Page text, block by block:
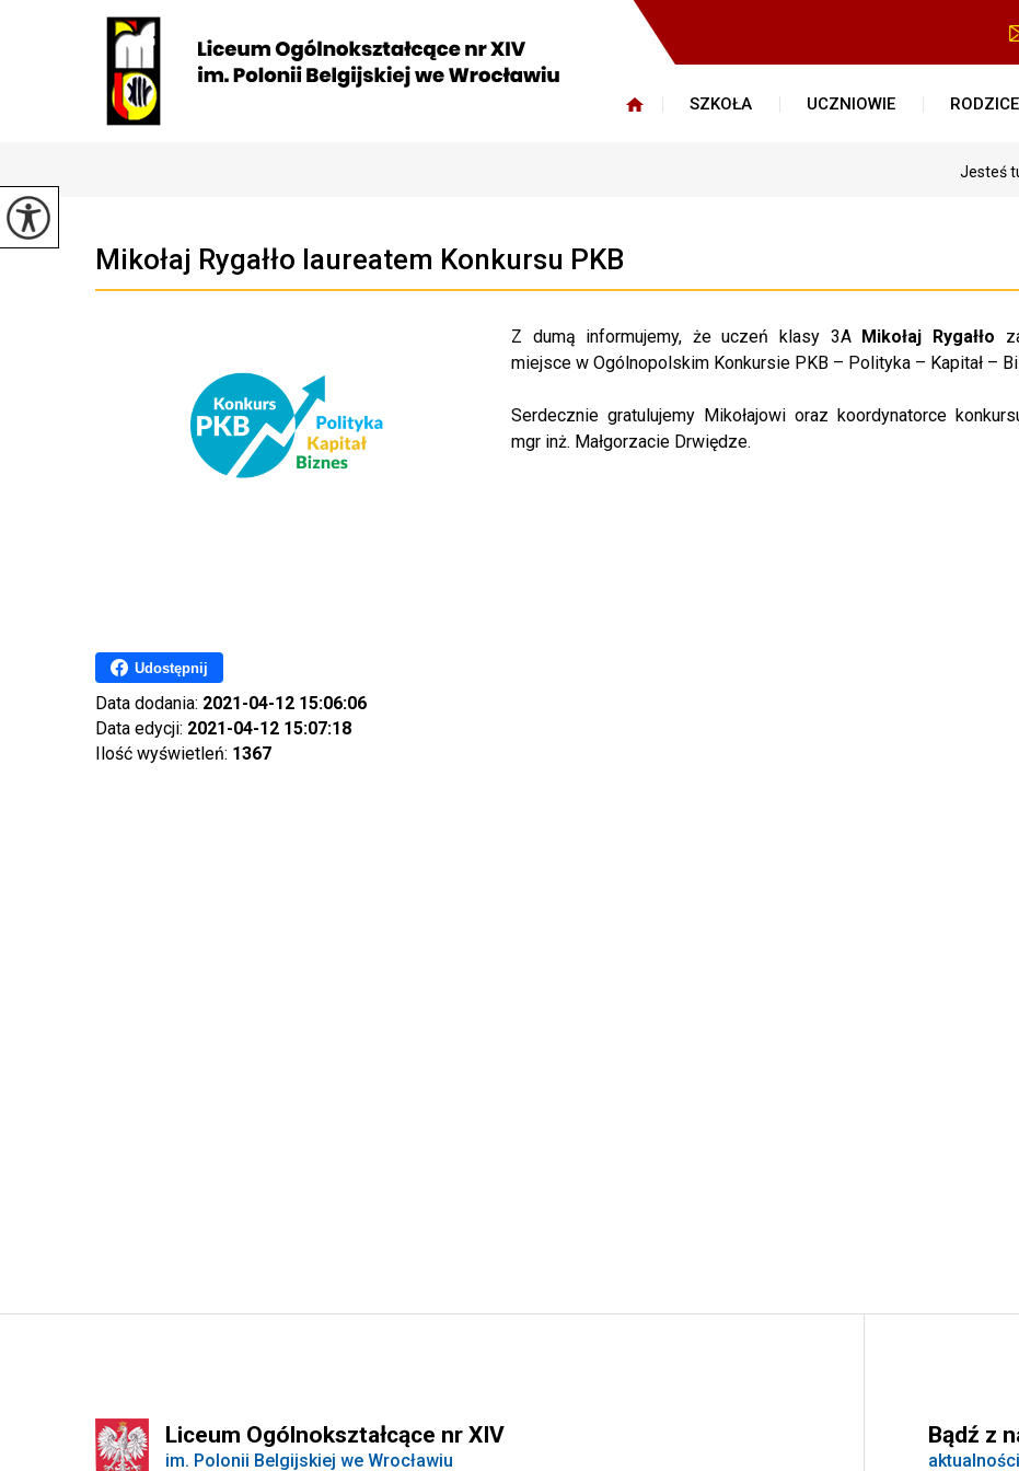
SZKOŁA UCZNIOWIE RODZICE
Jesteś
Mikołaj Rygałło laureatem Konkursu PKB
Z dumą informujemy, że uczeń klasy 3AMikołaj Rygałło
miejsce w Ogólnopolskim Konkursie PKB – Polityka – Kapitał –
Serdecznie gratulujemy Mikołajowi oraz koordynatorce
mgr inż. Małgorzacie Drwiędze.
Udostępnij
Data dodania: 2021-04-12 15:06:06
Data edycji: 2021-04-12 15:07:18
Ilość wyświetleń: 1367
Liceum Ogólnokształcące nr XIV
im. Polonii Belgijskiej we Wrocławiu
Bądź z